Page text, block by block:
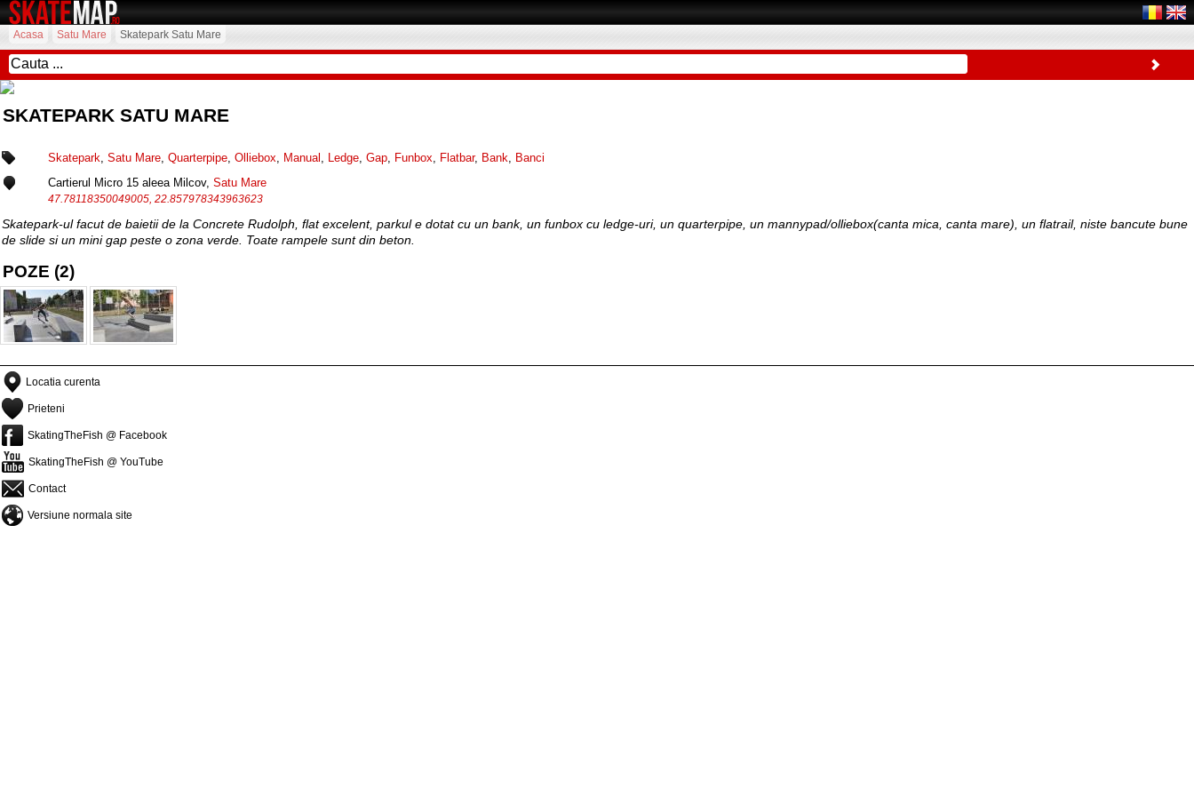
Acasa Satu Mare Skatepark Satu Mare
SKATEPARK SATU MARE
Skatepark, Satu Mare, Quarterpipe, Olliebox, Manual , Ledge, Gap, Funbox, Flatbar, Bank, Banci
Cartierul Micro 15 aleea Milcov, Satu Mare
47.78118350049005, 22.857978343963623
Skatepark-ul facut de baietii de la Concrete Rudolph, flat excelent, parkul e dotat cu un bank, un funbox cu ledge-uri, un quarterpipe, un mannypad/olliebox(canta mica, canta mare), un flatrail, niste bancute bune
de slide si un mini gap peste o zona verde. Toate rampele sunt din beton.
POZE (2)
Locatia curenta
Prieteni
SkatingTheFish @ Facebook
SkatingTheFish @ YouTube
Contact
Versiune normala site